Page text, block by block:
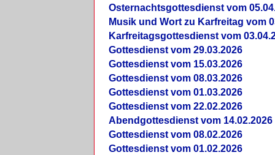
Osternachtsgottesdienst vom
Musik und Wort zu Karfreitag vom
Karfreitagsgottesdienst vom
Gottesdienst vom 29.03.2026
Gottesdienst vom 15.03.2026
Gottesdienst vom 08.03.2026
Gottesdienst vom 01.03.2026
Gottesdienst vom 22.02.2026
Abendgottesdienst vom 14.02.2026
Gottesdienst vom 08.02.2026
Gottesdienst vom 01.02.2026